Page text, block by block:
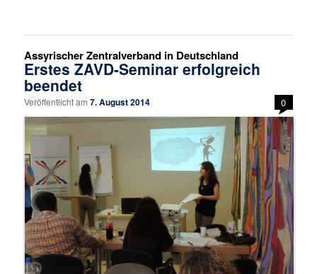
Assyrischer Zentralverband in Deutschland
Erstes ZAVD-Seminar erfolgreich
beendet
Veröffentlicht am7. August 2014 0